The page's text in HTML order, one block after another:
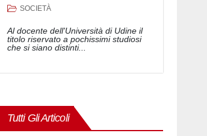
SOCIETÀ
Al docente dell'Università di Udine il
titolo riservato a pochissimi studiosi
che si siano distinti...
Tutti Gli Articoli